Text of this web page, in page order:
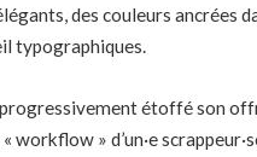
des couleurs ancrées
typographiques.
progressivement étoffé son
workflow » d’un·e